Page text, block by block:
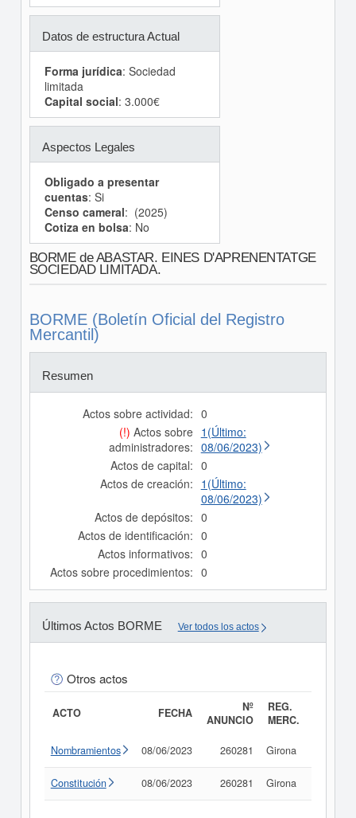
Datos de estructura Actual
Forma jurídica: Sociedad
limitada
Capital social: 3.000€
Aspectos Legales
Obligado a presentar
cuentas: Si
Censo cameral: (2025)
Cotiza en bolsa: No
BORME de ABASTAR. EINES D'APRENENTATGE
SOCIEDAD LIMITADA.
BORME (Boletín Oficial del Registro
Mercantil)
Resumen
Actos sobre actividad: 0
(!) Actos sobre
administradores:
1(Último:
08/06/2023)
Actos de capital: 0
Actos de creación: 1(Último:
08/06/2023)
Actos de depósitos: 0
Actos de identificación: 0
Actos informativos: 0
Actos sobre procedimientos: 0
Últimos Actos BORME Ver todos los actos
Otros actos
ACTO FECHA
Nº
ANUNCIO
REG.
MERC.
Nombramientos 08/06/2023 260281 Girona
Constitución 08/06/2023 260281 Girona